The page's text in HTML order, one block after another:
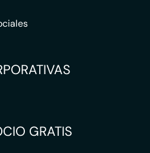
GRATIS